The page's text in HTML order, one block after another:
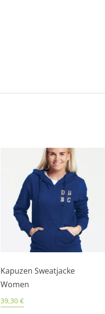
Kapuzen Sweatjacke
Women
39,30 €